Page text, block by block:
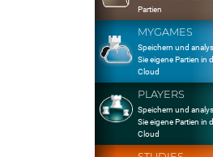
Partien
MYGAMES
Speichern und
Sie eigene Partien in
Cloud
PLAYERS
Speichern und
Sie eigene Partien in
Cloud